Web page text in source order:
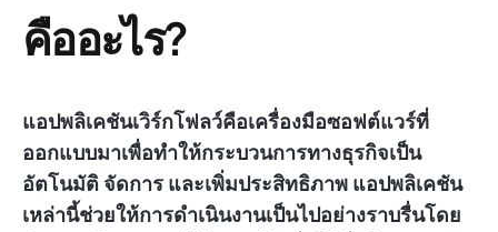
คืออะไร?
แอปพลิเคชันเวิร์กโฟลว์คือเครื่องมือซอฟต์แวร์ที่
ออกแบบมาเพื่อทำให้กระบวนการทางธุรกิจเป็น
อัตโนมัติ จัดการ และเพิ่มประสิทธิภาพ แอปพลิเคชัน
เหล่านี้ช่วยให้การดำเนินงานเป็นไปอย่างราบรื่นโดย